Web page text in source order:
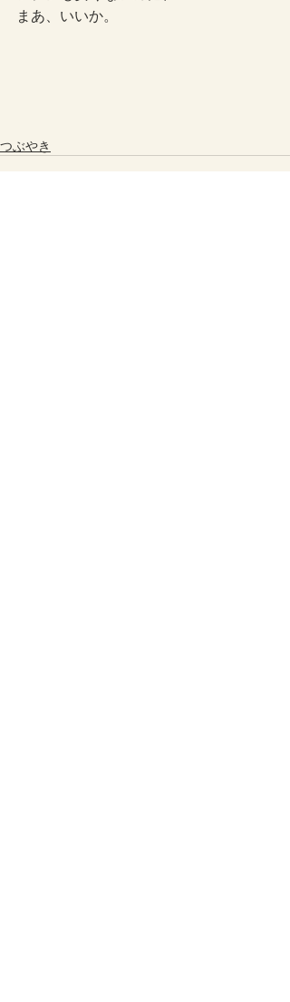
まあ、いいか。
つぶやき